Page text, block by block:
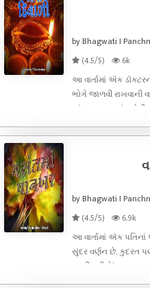
by Bhagwati I
(4.5/5)
6k
આ વાર્તામાં ઍક
ભોગે જાળવી રાખવાની
અંગત-જીવનમાં
ડૉક્ટરનાં ઉ
by Bhagwati I
(4.5/5)
6.9k
આ વાર્તામાં ઍક
સુંદર વર્ણન છે. કુદરત
આપી રહી છે! આપ